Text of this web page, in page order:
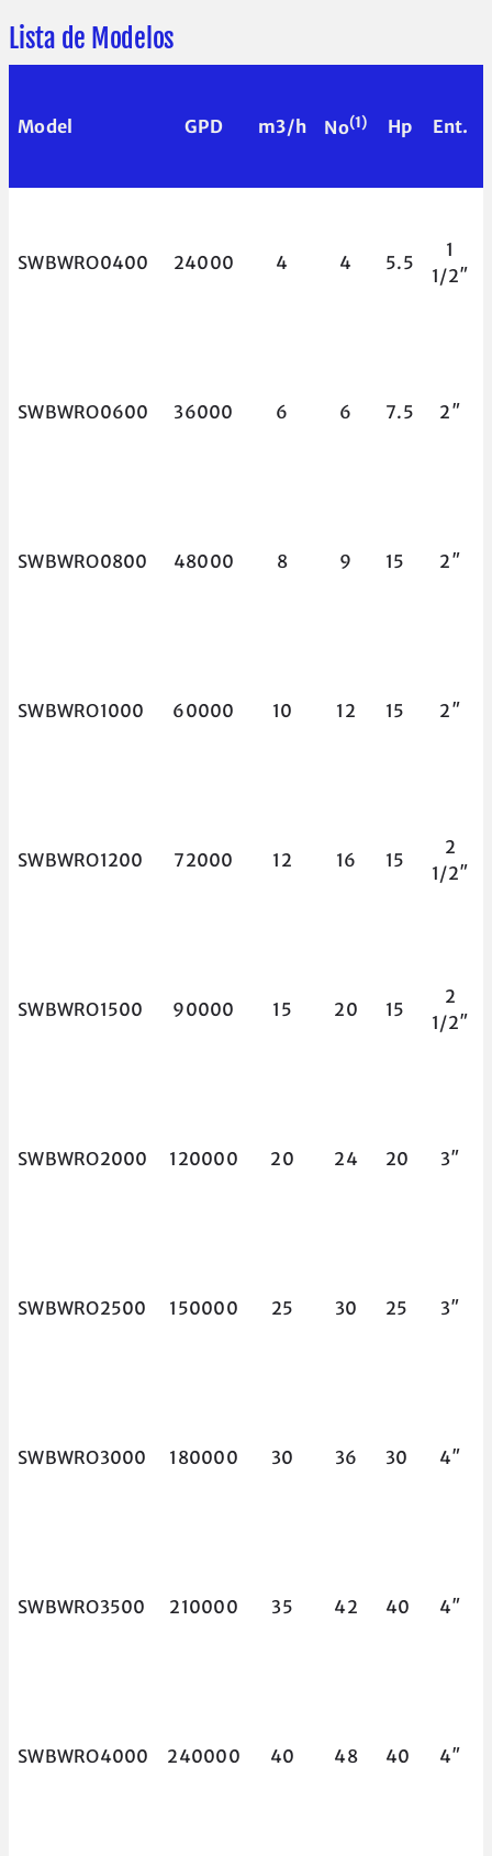
Lista de Modelos
Model GPD m3/h No(1) Hp Ent.
SWBWRO0400 24000 4 4 5.5
1
1/2″
SWBWRO0600 36000 6 6 7.5 2″
SWBWRO0800 48000 8 9 15 2″
SWBWRO1000 60000 10 12 15 2″
SWBWRO1200 72000 12 16 15
2
1/2″
SWBWRO1500 90000 15 20 15
2
1/2″
SWBWRO2000 120000 20 24 20 3″
SWBWRO2500 150000 25 30 25 3″
SWBWRO3000 180000 30 36 30 4″
SWBWRO3500 210000 35 42 40 4″
SWBWRO4000 240000 40 48 40 4″